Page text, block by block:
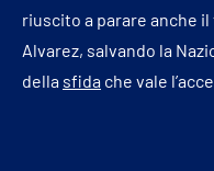
riuscito a parare anche
Alvarez, salvando la
della sfida che vale